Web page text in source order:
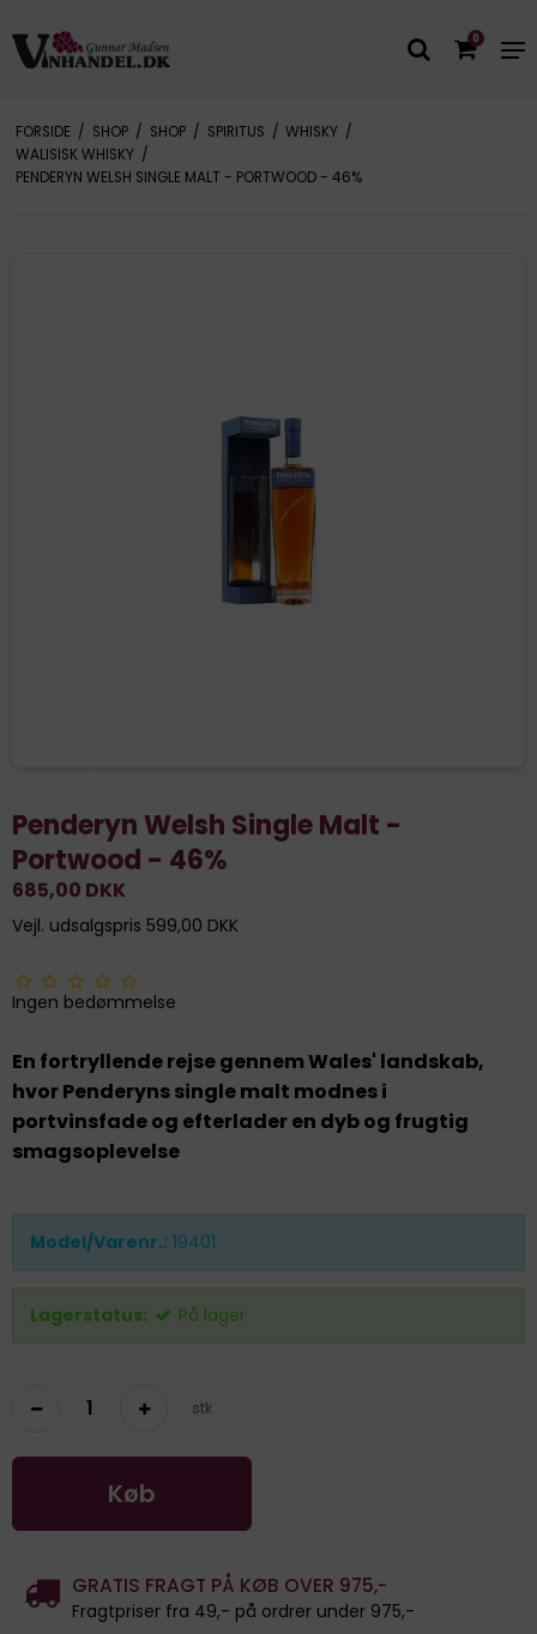
0
FORSIDE / SHOP / SHOP / SPIRITUS / WHISKY /
WALISISK WHISKY /
PENDERYN WELSH SINGLE MALT - PORTWOOD - 46%
Penderyn Welsh Single Malt -
Portwood - 46%
685,00 DKK
Vejl. udsalgspris 599,00 DKK
Ingen bedømmelse
En fortryllende rejse gennem Wales' landskab,
hvor Penderyns single malt modnes i
portvinsfade og efterlader en dyb og frugtig
smagsoplevelse
Model/Varenr.: 19401
Lagerstatus: På lager
stk.
Køb
GRATIS FRAGT PÅ KØB OVER 975,-
Fragtpriser fra 49,- på ordrer under 975,-